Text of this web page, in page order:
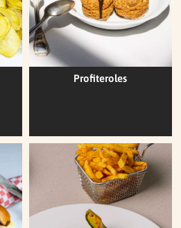
Profiteroles